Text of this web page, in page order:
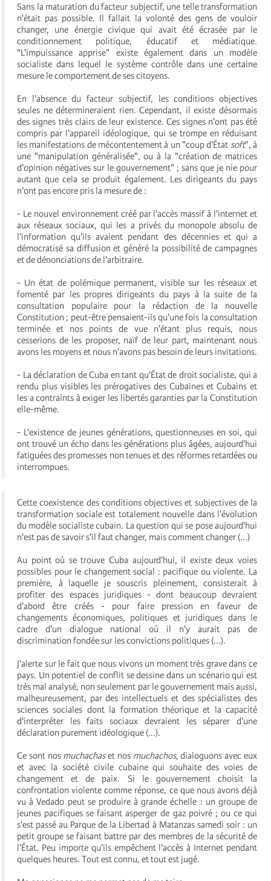
Sans la maturation du facteur subjectif, une telle transformation
n'était pas possible. Il fallait la volonté des gens de vouloir
changer, une énergie civique qui avait été écrasée par le
conditionnement politique, éducatif et médiatique.
"L'impuissance apprise" existe également dans un modèle
socialiste dans lequel le système contrôle dans une certaine
mesure le comportement de ses citoyens.
En l'absence du facteur subjectif, les conditions objectives
seules ne détermineraient rien. Cependant, il existe désormais
des signes très clairs de leur existence. Ces signes n'ont pas été
compris par l'appareil idéologique, qui se trompe en réduisant
les manifestations de mécontentement à un "coup d'État soft", à
une "manipulation généralisée", ou à la "création de matrices
d'opinion négatives sur le gouvernement" ; sans que je nie pour
autant que cela se produit également. Les dirigeants du pays
n'ont pas encore pris la mesure de :
- Le nouvel environnement créé par l'accès massif à l'internet et
aux réseaux sociaux, qui les a privés du monopole absolu de
l'information qu'ils avaient pendant des décennies et qui a
démocratisé sa diffusion et généré la possibilité de campagnes
et de dénonciations de l'arbitraire.
- Un état de polémique permanent, visible sur les réseaux et
fomenté par les propres dirigeants du pays à la suite de la
consultation populaire pour la rédaction de la nouvelle
Constitution ; peut-être pensaient-ils qu'une fois la consultation
terminée et nos points de vue n'étant plus requis, nous
cesserions de les proposer, naïf de leur part, maintenant nous
avons les moyens et nous n'avons pas besoin de leurs invitations.
- La déclaration de Cuba en tant qu'État de droit socialiste, qui a
rendu plus visibles les prérogatives des Cubaines et Cubains et
les a contraints à exiger les libertés garanties par la Constitution
elle-même.
- L'existence de jeunes générations, questionneuses en soi, qui
ont trouvé un écho dans les générations plus âgées, aujourd'hui
fatiguées des promesses non tenues et des réformes retardées ou
interrompues.
Cette coexistence des conditions objectives et subjectives de la
transformation sociale est totalement nouvelle dans l'évolution
du modèle socialiste cubain. La question qui se pose aujourd'hui
n'est pas de savoir s'il faut changer, mais comment changer (...)
Au point où se trouve Cuba aujourd'hui, il existe deux voies
possibles pour le changement social : pacifique ou violente. La
première, à laquelle je souscris pleinement, consisterait à
profiter des espaces juridiques - dont beaucoup devraient
d'abord être créés - pour faire pression en faveur de
changements économiques, politiques et juridiques dans le
cadre d'un dialogue national où il n'y aurait pas de
discrimination fondée sur les convictions politiques (...).
J’alerte sur le fait que nous vivons un moment très grave dans ce
pays. Un potentiel de conflit se dessine dans un scénario qui est
très mal analysé, non seulement par le gouvernement mais aussi,
malheureusement, par des intellectuels et des spécialistes des
sciences sociales dont la formation théorique et la capacité
d'interpréter les faits sociaux devraient les séparer d'une
déclaration purement idéologique (...).
Ce sont nos muchachaset nos muchachos, dialoguons avec eux
et avec la société civile cubaine qui souhaite des voies de
changement et de paix. Si le gouvernement choisit la
confrontation violente comme réponse, ce que nous avons déjà
vu à Vedado peut se produire à grande échelle : un groupe de
jeunes pacifiques se faisant asperger de gaz poivré ; ou ce qui
s'est passé au Parque de la Libertad à Matanzas samedi soir : un
petit groupe se faisant battre par des membres de la sécurité de
l'État. Peu importe qu'ils empêchent l'accès à Internet pendant
quelques heures. Tout est connu, et tout est jugé.